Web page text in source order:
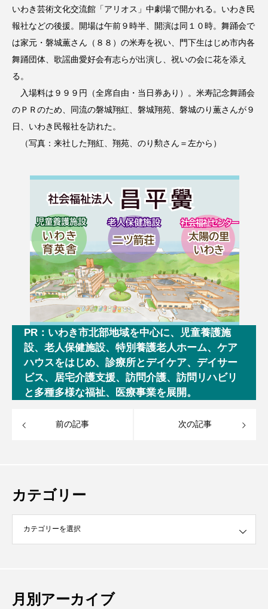
いわき芸術文化交流館「アリオス」中劇場で開かれる。いわき民
報社などの後援。開場は午前９時半、開演は同１０時。舞踊会で
は家元・磐城薫さん（８８）の米寿を祝い、門下生はじめ市内各
舞踊団体、歌謡曲愛好会有志らが出演し、祝いの会に花を添え
る。
入場料は９９９円（全席自由・当日券あり）。米寿記念舞踊会
のＰＲのため、同流の磐城翔紅、磐城翔苑、磐城のり薫さんが９
日、いわき民報社を訪れた。
（写真：来社した翔紅、翔苑、のり勲さん＝左から）
PR：いわき市北部地域を中心に、児童養護施
設、老人保健施設、特別養護老人ホーム、ケア
ハウスをはじめ、診療所とデイケア、デイサー
ビス、居宅介護支援、訪問介護、訪問リハビリ
と多種多様な福祉、医療事業を展開。
前の記事 次の記事
カテゴリー
月別アーカイブ